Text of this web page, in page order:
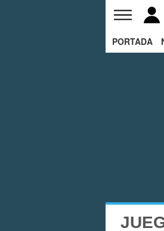
PORTADA